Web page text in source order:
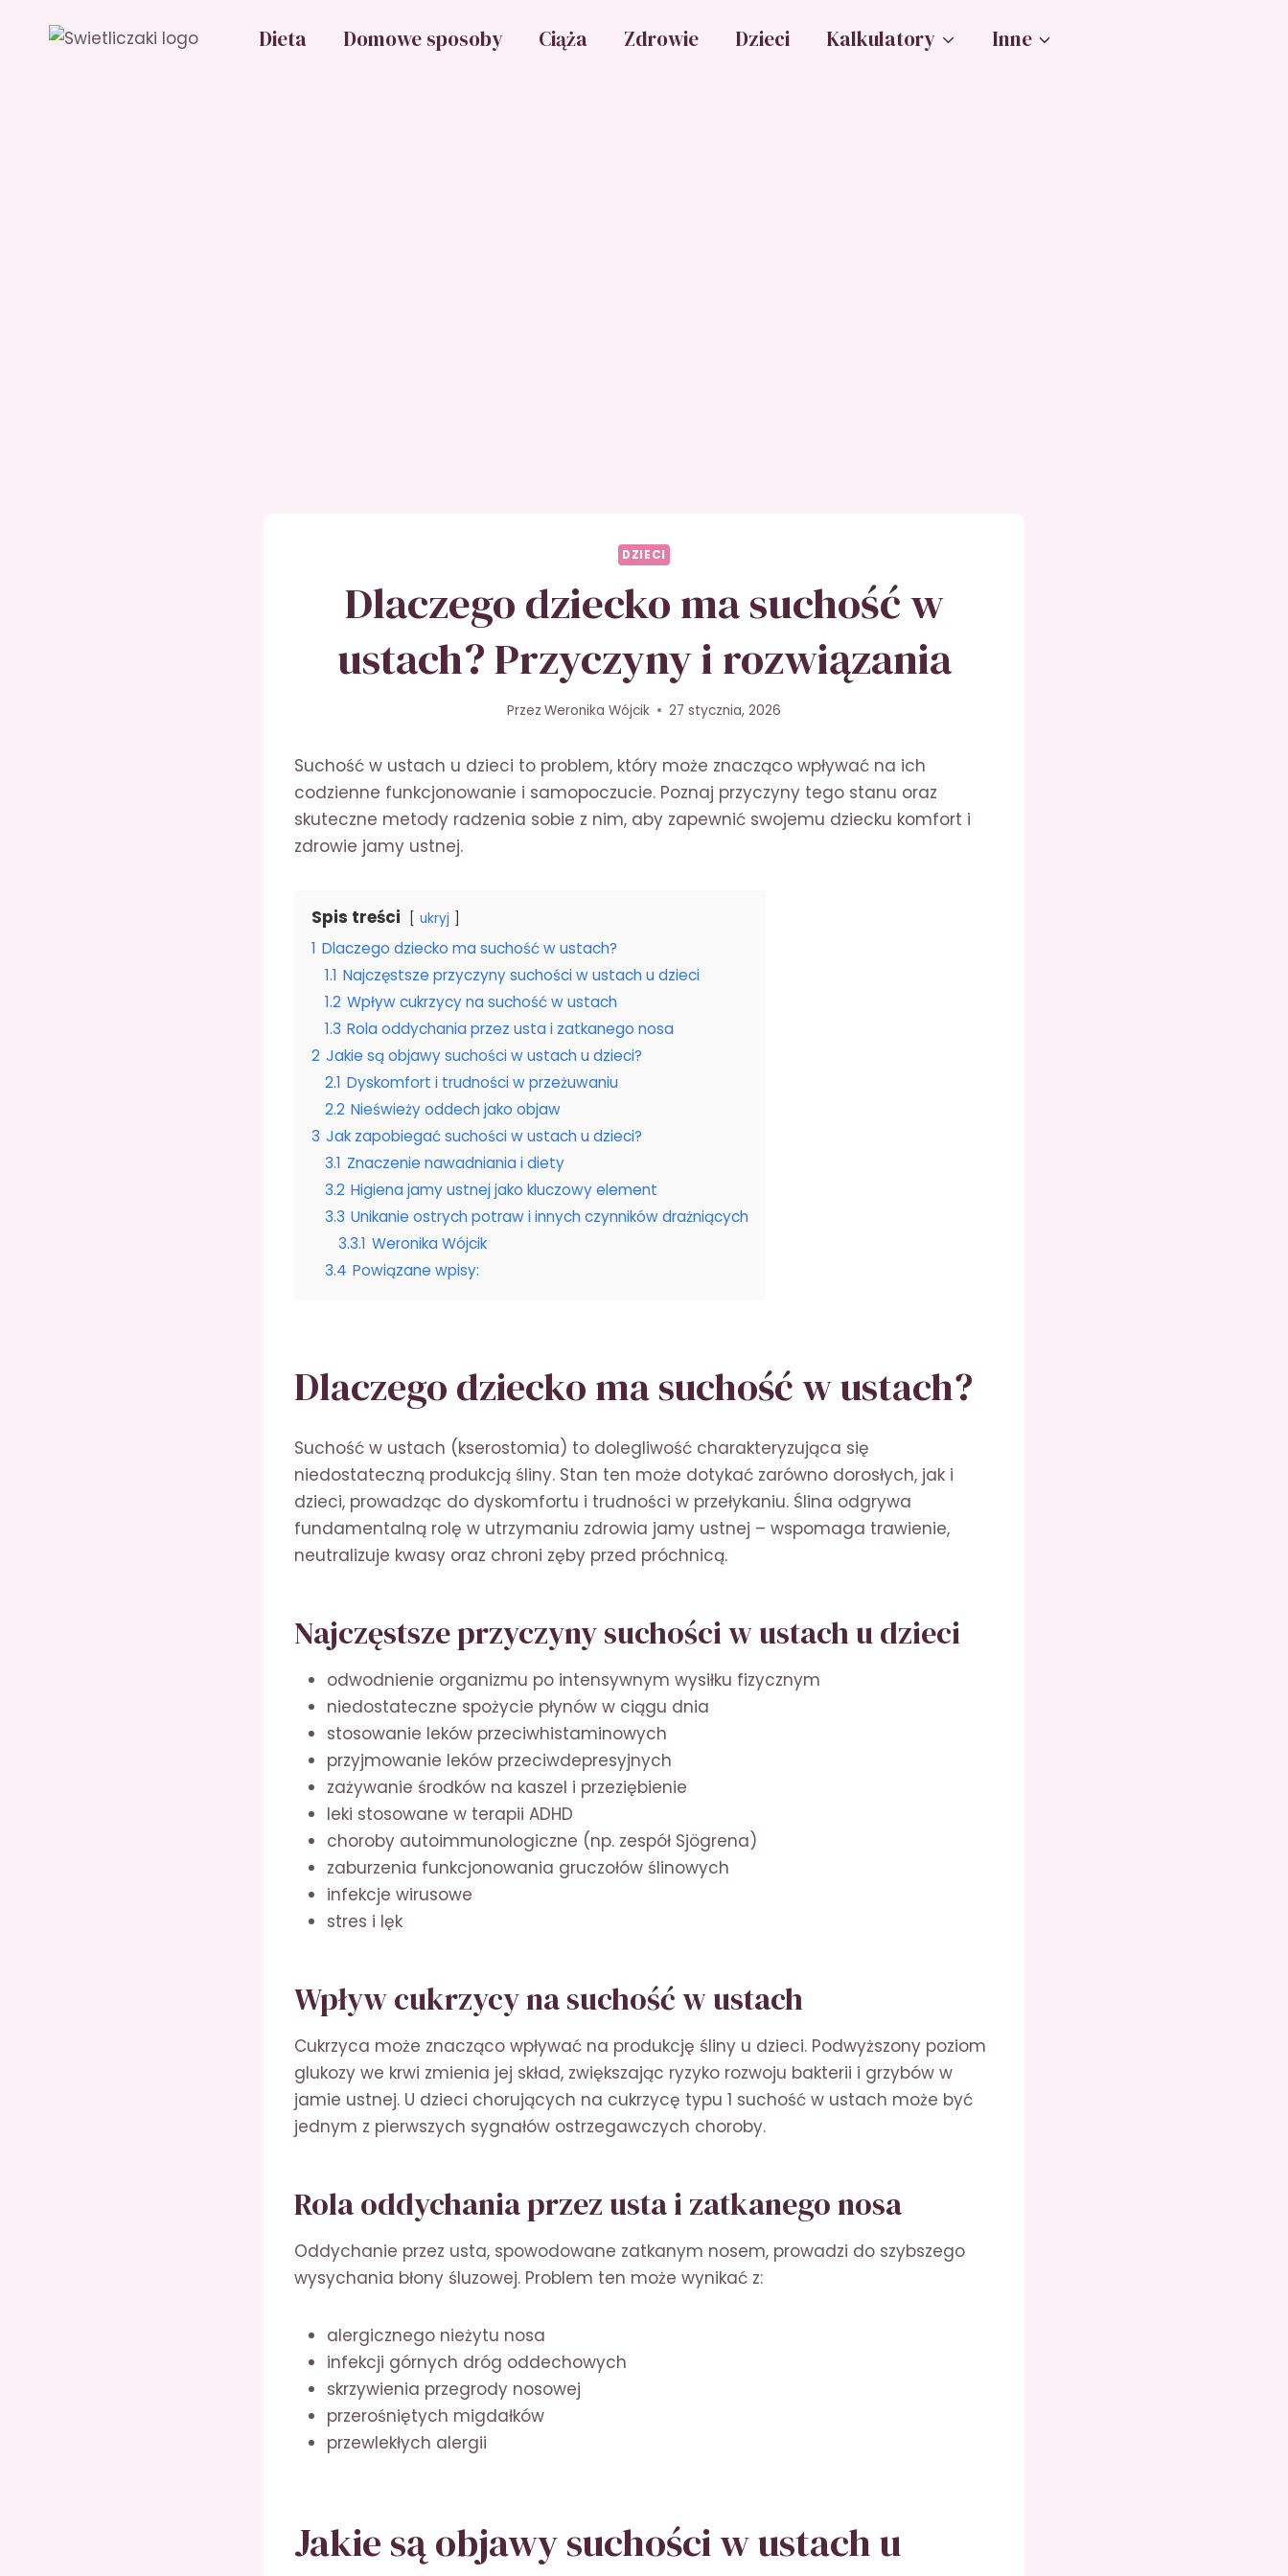
Dieta Domowe sposoby Ciąża Zdrowie Dzieci Kalkulatory Inne
DZIECI
Dlaczego dziecko ma suchość w
ustach? Przyczyny i rozwiązania
Przez Weronika Wójcik 27 stycznia, 2026
Suchość w ustach u dzieci to problem, który może znacząco wpływać na ich
codzienne funkcjonowanie i samopoczucie. Poznaj przyczyny tego stanu oraz
skuteczne metody radzenia sobie z nim, aby zapewnić swojemu dziecku komfort i
zdrowie jamy ustnej.
Spis treści ukryj
1 Dlaczego dziecko ma suchość w ustach?
1.1 Najczęstsze przyczyny suchości w ustach u dzieci
1.2 Wpływ cukrzycy na suchość w ustach
1.3 Rola oddychania przez usta i zatkanego nosa
2 Jakie są objawy suchości w ustach u dzieci?
2.1 Dyskomfort i trudności w przeżuwaniu
2.2 Nieświeży oddech jako objaw
3 Jak zapobiegać suchości w ustach u dzieci?
3.1 Znaczenie nawadniania i diety
3.2 Higiena jamy ustnej jako kluczowy element
3.3 Unikanie ostrych potraw i innych czynników drażniących
3.3.1 Weronika Wójcik
3.4 Powiązane wpisy:
Dlaczego dziecko ma suchość w ustach?
Suchość w ustach (kserostomia) to dolegliwość charakteryzująca się
niedostateczną produkcją śliny. Stan ten może dotykać zarówno dorosłych, jak i
dzieci, prowadząc do dyskomfortu i trudności w przełykaniu. Ślina odgrywa
fundamentalną rolę w utrzymaniu zdrowia jamy ustnej – wspomaga trawienie,
neutralizuje kwasy oraz chroni zęby przed próchnicą.
Najczęstsze przyczyny suchości w ustach u dzieci
odwodnienie organizmu po intensywnym wysiłku fizycznym
niedostateczne spożycie płynów w ciągu dnia
stosowanie leków przeciwhistaminowych
przyjmowanie leków przeciwdepresyjnych
zażywanie środków na kaszel i przeziębienie
leki stosowane w terapii ADHD
choroby autoimmunologiczne (np. zespół Sjögrena)
zaburzenia funkcjonowania gruczołów ślinowych
infekcje wirusowe
stres i lęk
Wpływ cukrzycy na suchość w ustach
Cukrzyca może znacząco wpływać na produkcję śliny u dzieci. Podwyższony poziom
glukozy we krwi zmienia jej skład, zwiększając ryzyko rozwoju bakterii i grzybów w
jamie ustnej. U dzieci chorujących na cukrzycę typu 1 suchość w ustach może być
jednym z pierwszych sygnałów ostrzegawczych choroby.
Rola oddychania przez usta i zatkanego nosa
Oddychanie przez usta, spowodowane zatkanym nosem, prowadzi do szybszego
wysychania błony śluzowej. Problem ten może wynikać z:
alergicznego nieżytu nosa
infekcji górnych dróg oddechowych
skrzywienia przegrody nosowej
przerośniętych migdałków
przewlekłych alergii
Jakie są objawy suchości w ustach u